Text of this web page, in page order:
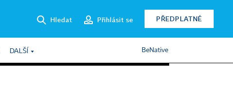
Hledat Přihlásit se PŘEDPLATNÉ
DALŠÍ BeNative